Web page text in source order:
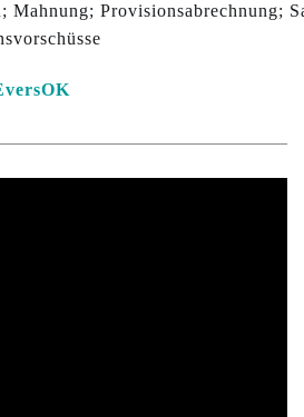
Mahnung;